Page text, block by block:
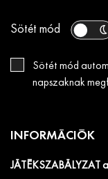
Sötét mód
Sötét mód
napszaknak
INFORMÁCIÓK
JÁTÉKSZABÁLYZAT